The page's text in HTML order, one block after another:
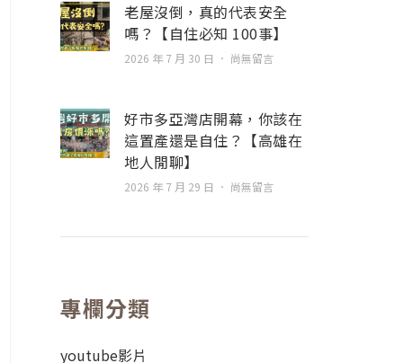
老屋沒倒，真的代表安全
嗎？【自住必知 100事】
2026 年 7 月 30 日 尚無留言
好市多亞灣店開幕，你該在
這置產還是自住？【高雄在
地人閒聊】
2026 年 7 月 29 日 尚無留言
專欄分類
youtube影片